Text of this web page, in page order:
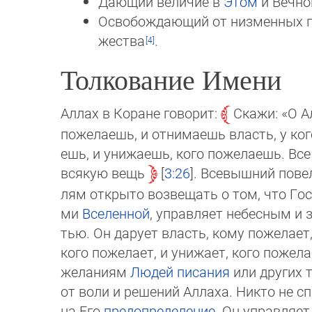
Освобождающий от низменных
жес­тва
.
Толкование Имени
Аллах в Коране говорит:
Скажи: «О
пожелаешь, и отнимаешь власть, у
ешь, и унижаешь, кого пожелаешь.
всякую вещь
3:26 . Всевышний
лям открыто возвещать о том, что
ми Вселенной, управляет небесным
тью. Он дарует власть, кому
кого пожелает, и унижает, кого
желаниям Людей писания или других
от во­ли и решений Аллаха. Никто не